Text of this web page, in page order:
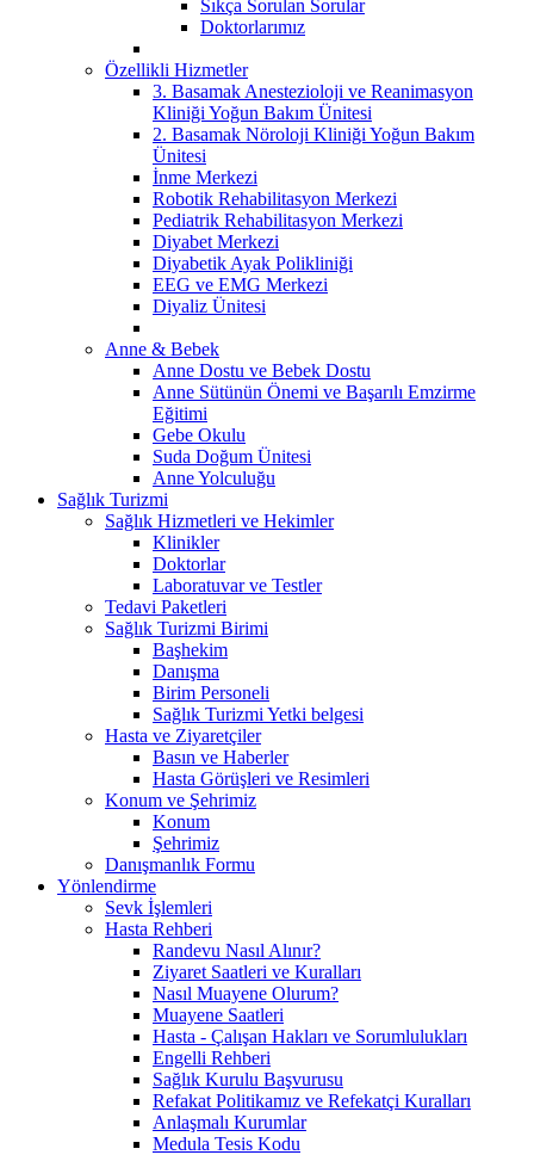
Sıkça Sorulan Sorular
Doktorlarımız
Özellikli Hizmetler
3. Basamak Anestezioloji ve Reanimasyon
Kliniği Yoğun Bakım Ünitesi
2. Basamak Nöroloji Kliniği Yoğun Bakım
Ünitesi
İnme Merkezi
Robotik Rehabilitasyon Merkezi
Pediatrik Rehabilitasyon Merkezi
Diyabet Merkezi
Diyabetik Ayak Polikliniği
EEG ve EMG Merkezi
Diyaliz Ünitesi
Anne & Bebek
Anne Dostu ve Bebek Dostu
Anne Sütünün Önemi ve Başarılı Emzirme
Eğitimi
Gebe Okulu
Suda Doğum Ünitesi
Anne Yolculuğu
Sağlık Turizmi
Sağlık Hizmetleri ve Hekimler
Klinikler
Doktorlar
Laboratuvar ve Testler
Tedavi Paketleri
Sağlık Turizmi Birimi
Başhekim
Danışma
Birim Personeli
Sağlık Turizmi Yetki belgesi
Hasta ve Ziyaretçiler
Basın ve Haberler
Hasta Görüşleri ve Resimleri
Konum ve Şehrimiz
Konum
Şehrimiz
Danışmanlık Formu
Yönlendirme
Sevk İşlemleri
Hasta Rehberi
Randevu Nasıl Alınır?
Ziyaret Saatleri ve Kuralları
Nasıl Muayene Olurum?
Muayene Saatleri
Hasta - Çalışan Hakları ve Sorumlulukları
Engelli Rehberi
Sağlık Kurulu Başvurusu
Refakat Politikamız ve Refekatçi Kuralları
Anlaşmalı Kurumlar
Medula Tesis Kodu